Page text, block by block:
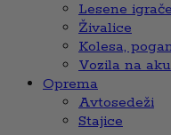
Lesene
Živalice
Kolesa,
Vozila na
Oprema
Avtosedeži
Stajice